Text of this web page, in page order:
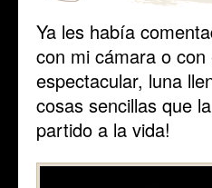
Ya les había
con mi cámara o
espectacular, luna
cosas sencillas que
partido a la vida!